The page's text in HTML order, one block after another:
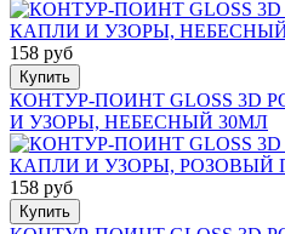
158 руб
Купить
КОНТУР-ПОИНТ GLOSS 3D
И УЗОРЫ, НЕБЕСНЫЙ 30МЛ
158 руб
Купить